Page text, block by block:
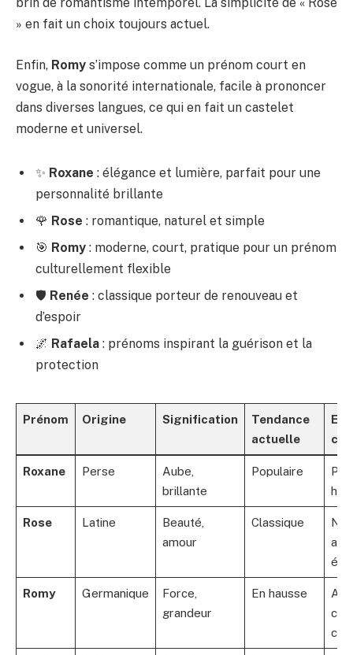
brin de romantisme intemporel. La simplicité de « Rose
» en fait un choix toujours actuel.
Enfin, Romy s’impose comme un prénom court en
vogue, à la sonorité internationale, facile à prononcer
dans diverses langues, ce qui en fait un castelet
moderne et universel.
✨ Roxane : élégance et lumière, parfait pour une
personnalité brillante
🌹 Rose : romantique, naturel et simple
🎯 Romy : moderne, court, pratique pour un prénom
culturellement flexible
🛡️ Renée : classique porteur de renouveau et
d’espoir
🌌 Rafaela : prénoms inspirant la guérison et la
protection
Prénom Origine Signification
Tendance
actuelle
Roxane Perse
Aube,
brillante
Populaire
Rose Latine
Beauté,
amour
Classique
Romy Germanique
Force,
grandeur
En hausse